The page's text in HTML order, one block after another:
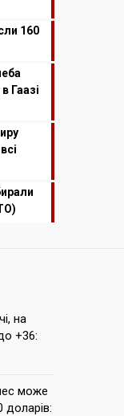
160
Гаазі
на
+36:
може
доларів: